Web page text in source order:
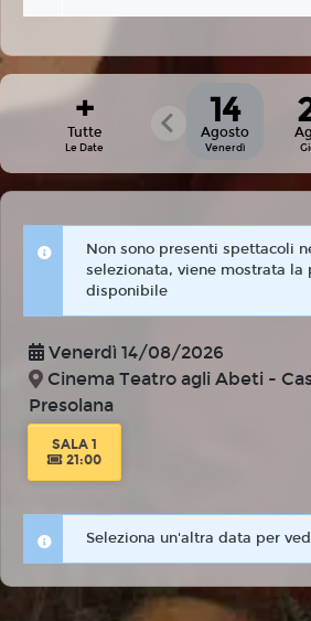
+
Tutte
Le Date
14
Agosto
Venerdì
Non sono presenti spettacoli
selezionata, viene mostrata la
disponibile
Venerdì 14/08/2026
Cinema Teatro agli Abeti -
Presolana
SALA 1
21:00
Seleziona un'altra data per